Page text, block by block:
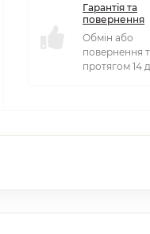
Гарантія та
повернення
Обмін або
повернення
протягом 14